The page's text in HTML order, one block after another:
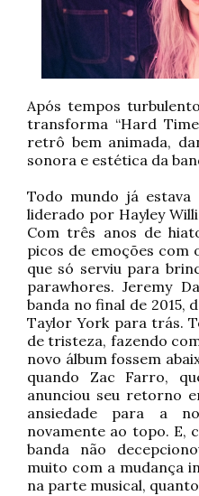
Após tempos
transforma “Hard
retrô bem animada,
sonora e estética da
Todo mundo já estava
liderado por Hayley
Com três anos de
picos de emoções com
que só serviu para
parawhores. Jeremy
banda no final de 2015,
Taylor York para trás.
de tristeza, fazendo
novo álbum fossem
quando Zac Farro,
anunciou seu retorno
ansiedade para a
novamente ao topo. E,
banda não
muito com a mudança
na parte musical,